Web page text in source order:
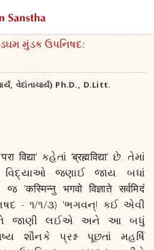
મુંડક ઉપનિષદ:
વેદાંતાચાર્ય) Ph.D., D.Litt.
કહેતાં ‘ब्रह्मविद्या’ છે. તેમાં
જણાઈ જાય. બધાં
भगवो विज्ञाते सर्वमिदं
- ૧/૧/૩) 'ભગવન્! કઈ એવી
જાણી લઈએ અને આ બધું
શૌનકે પ્રશ્ન પૂછતાં મહર્ષિ